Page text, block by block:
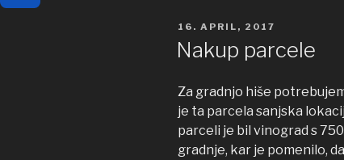
OBJAVLJENO
DNE
16. APRIL, 2017
Nakup parcele
Za gradnjo hiše
je ta parcela sanjska
parceli je bil vinograd s
gradnje, kar je pomenilo,